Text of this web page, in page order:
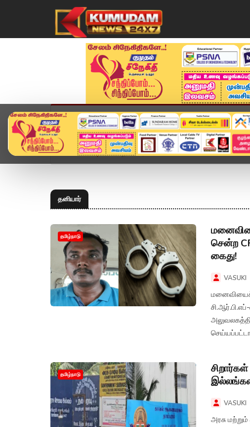
முகப்பு விளையாட்டு அண்மை தமிழ்நாடு
Home Topics தனியார்
தனியார்
தமிழ்நாடு
சென்ற
கைது!
VASUKI
தமிழ்நாடு
சிறார்கள்
VASUKI
அரசு